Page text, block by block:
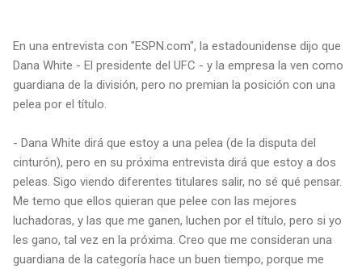
En una entrevista con "ESPN.com", la estadounidense dijo que
Dana White - El presidente del UFC - y la empresa la ven como
guardiana de la división, pero no premian la posición con una
pelea por el título.
- Dana White dirá que estoy a una pelea (de la disputa del
cinturón), pero en su próxima entrevista dirá que estoy a dos
peleas. Sigo viendo diferentes titulares salir, no sé qué pensar.
Me temo que ellos quieran que pelee con las mejores
luchadoras, y las que me ganen, luchen por el título, pero si yo
les gano, tal vez en la próxima. Creo que me consideran una
guardiana de la categoría hace un buen tiempo, porque me